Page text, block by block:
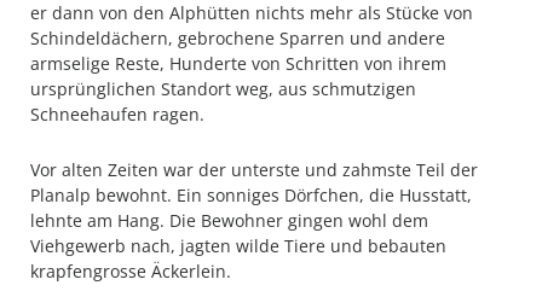
er dann von den Alphütten nichts mehr als Stücke von
Schindeldächern, gebrochene Sparren und andere
armselige Reste, Hunderte von Schritten von ihrem
ursprünglichen Standort weg, aus schmutzigen
Schneehaufen ragen.
Vor alten Zeiten war der unterste und zahmste Teil der
Planalp bewohnt. Ein sonniges Dörfchen, die Husstatt,
lehnte am Hang. Die Bewohner gingen wohl dem
Viehgewerb nach, jagten wilde Tiere und bebauten
krapfengrosse Äckerlein.